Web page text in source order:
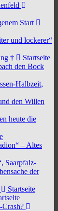
Start
und lockerer“
†
Startseite
den Bock
Halbzeit,
den Willen
heute die
– Altes
Saarpfalz-
der
Startseite
Crash?